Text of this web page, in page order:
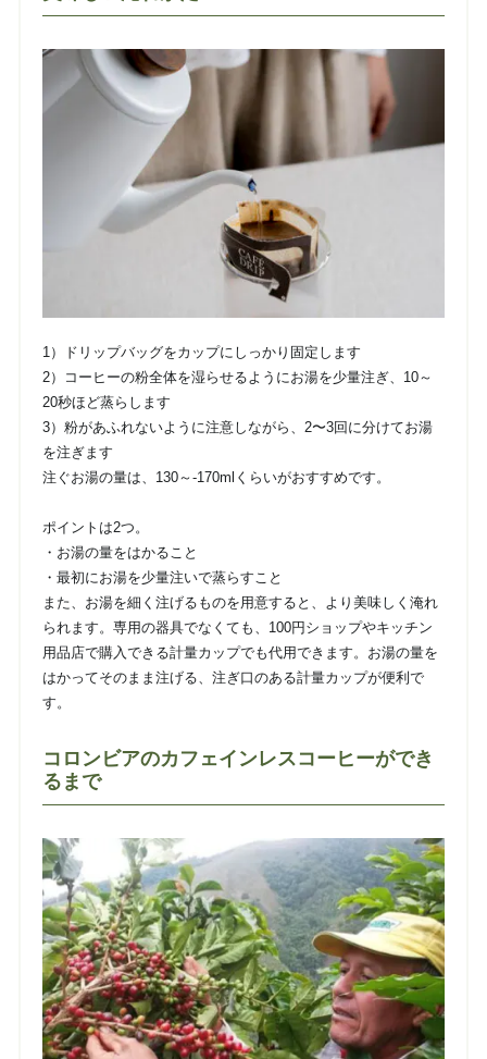
1）ドリップバッグをカップにしっかり固定します
2）コーヒーの粉全体を湿らせるようにお湯を少量注ぎ、10～
20秒ほど蒸らします
3）粉があふれないように注意しながら、2〜3回に分けてお湯
を注ぎます
注ぐお湯の量は、130～-170mlくらいがおすすめです。
ポイントは2つ。
・お湯の量をはかること
・最初にお湯を少量注いで蒸らすこと
また、お湯を細く注げるものを用意すると、より美味しく淹れ
られます。専用の器具でなくても、100円ショップやキッチン
用品店で購入できる計量カップでも代用できます。お湯の量を
はかってそのまま注げる、注ぎ口のある計量カップが便利で
す。
コロンビアのカフェインレスコーヒーができ
るまで